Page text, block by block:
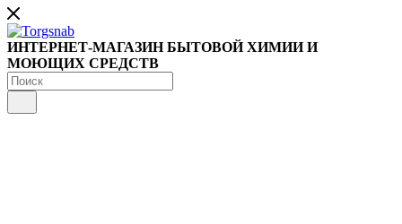
ИНТЕРНЕТ-МАГАЗИН БЫТОВОЙ ХИМИИ И
МОЮЩИХ СРЕДСТВ